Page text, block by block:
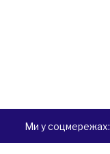
Ми у соцмережах: